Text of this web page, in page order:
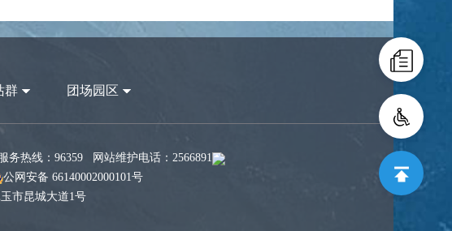
群 团场园区
热线：96359 网站维护电话：2566891
公网安备 66140002000101号
市昆城大道1号